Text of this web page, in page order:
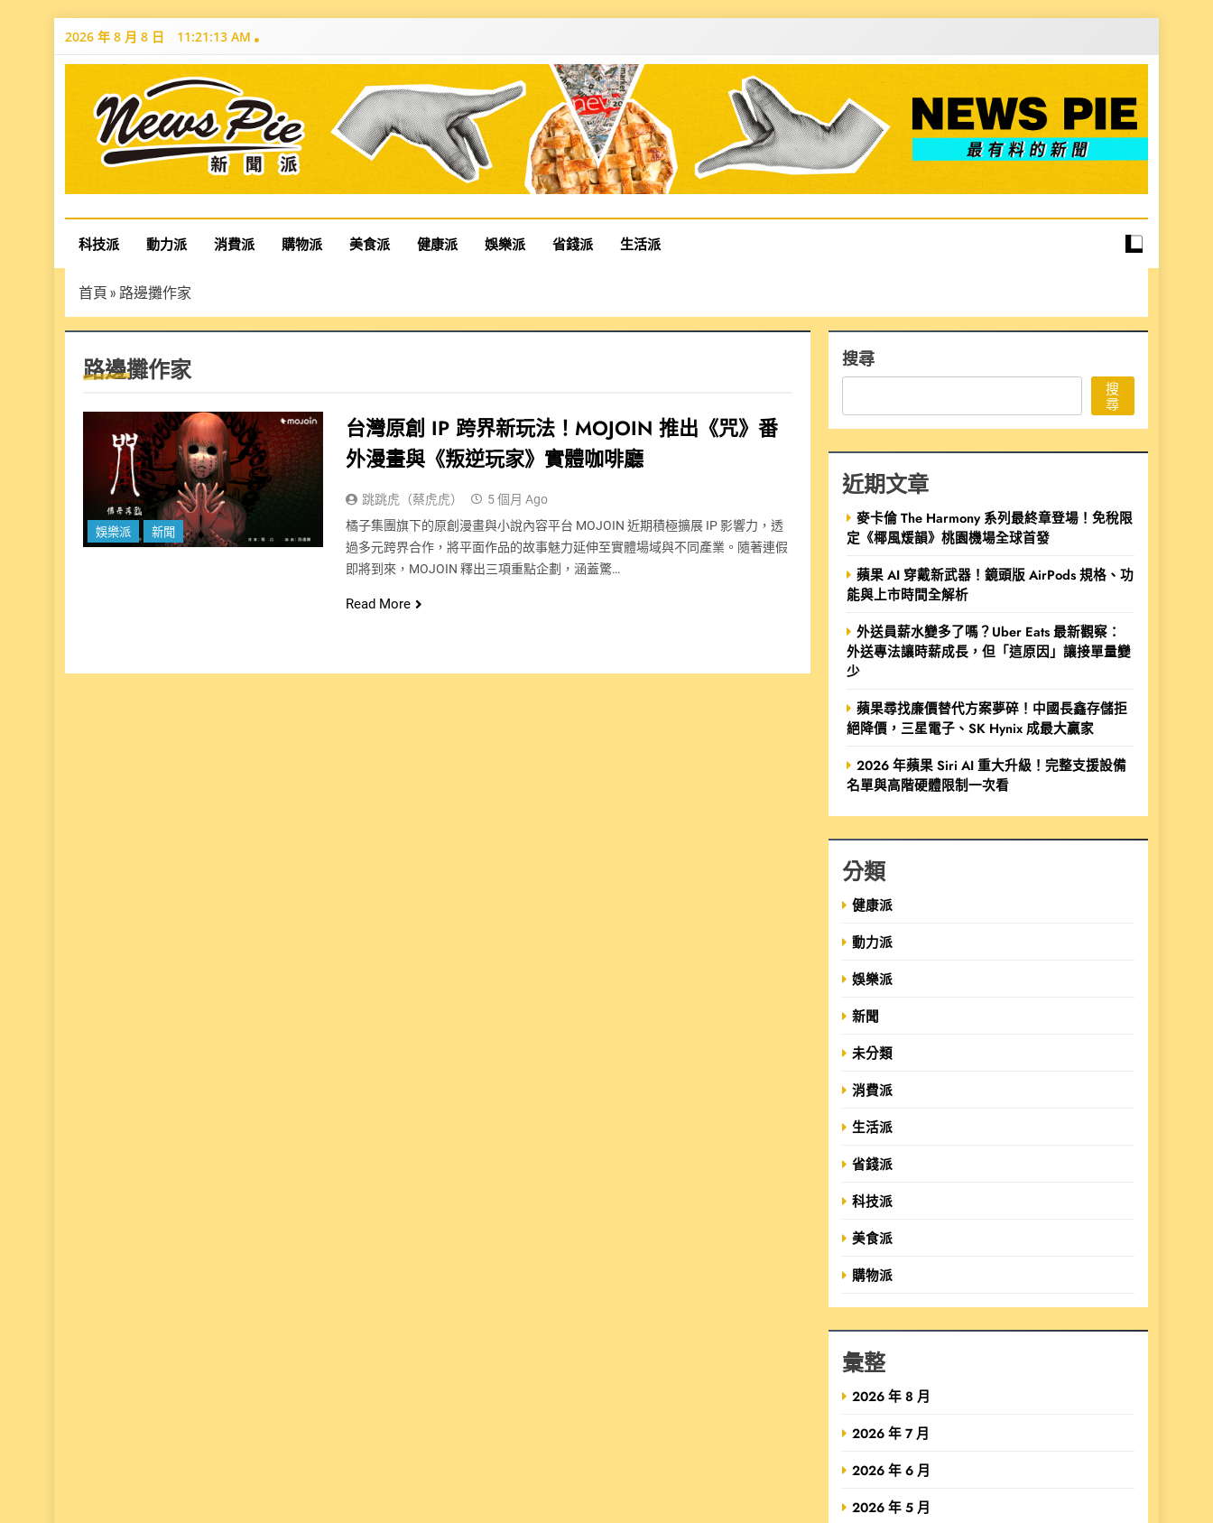
Skip
2026 年 8 月 8 日 11:21:14 AM
News Pie
最有料的新聞
科技派 動力派 消費派 購物派 美食派 健康派 娛樂派 省錢派 生活派
首頁 » 路邊攤作家
路邊攤作家
娛樂派 新聞
台灣原創 IP 跨界新玩法！MOJOIN 推出《咒》番
外漫畫與《叛逆玩家》實體咖啡廳
跳跳虎（蔡虎虎）
5 個月 Ago
橘子集團旗下的原創漫畫與小說內容平台 MOJOIN 近期積極擴展 IP 影響力，透
過多元跨界合作，將平面作品的故事魅力延伸至實體場域與不同產業。隨著連假
即將到來，MOJOIN 釋出三項重點企劃，涵蓋驚…
Read More
搜尋
搜
尋
近期文章
麥卡倫 The Harmony 系列最終章登場！免稅限
定《椰風煖韻》桃園機場全球首發
蘋果 AI 穿戴新武器！鏡頭版 AirPods 規格、功
能與上市時間全解析
外送員薪水變多了嗎？Uber Eats 最新觀察：
外送專法讓時薪成長，但「這原因」讓接單量變
少
蘋果尋找廉價替代方案夢碎！中國長鑫存儲拒
絕降價，三星電子、SK Hynix 成最大贏家
2026 年蘋果 Siri AI 重大升級！完整支援設備
名單與高階硬體限制一次看
分類
健康派
動力派
娛樂派
新聞
未分類
消費派
生活派
省錢派
科技派
美食派
購物派
彙整
2026 年 8 月
2026 年 7 月
2026 年 6 月
2026 年 5 月